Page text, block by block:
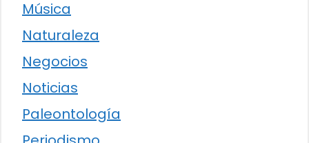
Música
Naturaleza
Negocios
Noticias
Paleontología